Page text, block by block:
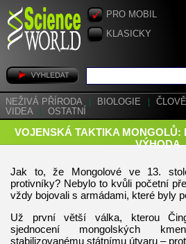
PRO MOBIL
KLASICKY
NEŽIVÁ PŘÍRODA BIOLOGIE
VIDEA
OSTATNÍ
VOJENSKÁ TAKTIKA MONGOLŮ:
VÝHODA
Jak to, že Mongolové ve 13.
protivníky? Nebylo to kvůli početní
vždy bojovali s armádami, které byly
Už první větší válka, kterou
sjednocení mongolských
stabilizovanému státnímu útvaru –